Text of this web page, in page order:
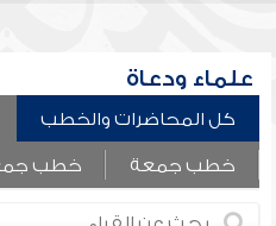
علماء ودعاة
كل المحاضرات والخطب
خطب جمعة خطب